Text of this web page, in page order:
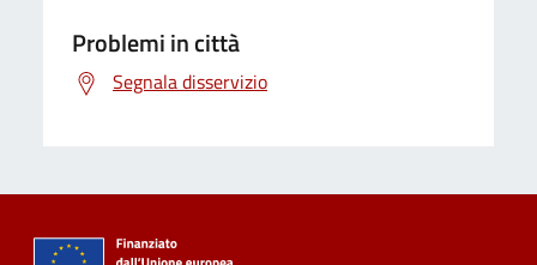
Problemi in città
Segnala disservizio